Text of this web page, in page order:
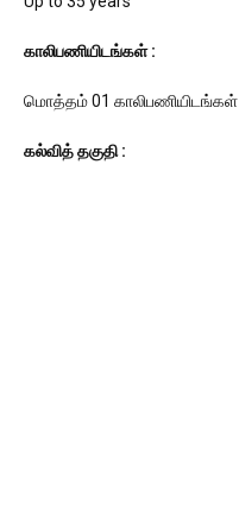
காலிபணியிடங்கள் :
மொத்தம் 01 காலிபணியிடங்கள்
கல்வித் தகுதி :